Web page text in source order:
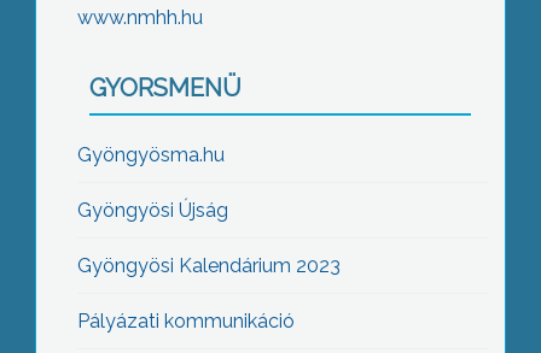
www.nmhh.hu
GYORSMENÜ
Gyöngyösma.hu
Gyöngyösi Újság
Gyöngyösi Kalendárium 2023
Pályázati kommunikáció